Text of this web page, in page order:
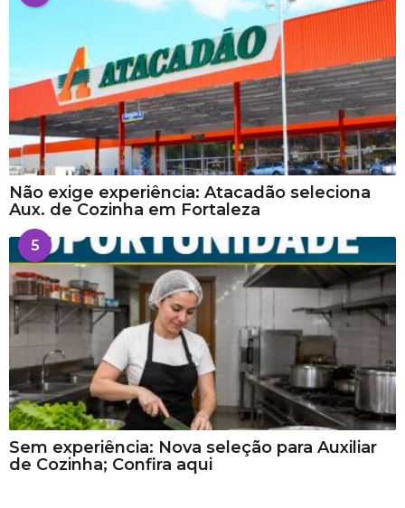
Não exige experiência: Atacadão seleciona
Aux. de Cozinha em Fortaleza
5
Sem experiência: Nova seleção para Auxiliar
de Cozinha; Confira aqui